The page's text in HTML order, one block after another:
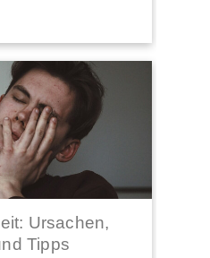
Ursachen,
Tipps